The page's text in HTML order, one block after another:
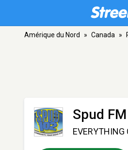
Amérique du Nord » Canada »
Spud
EVERYTHING